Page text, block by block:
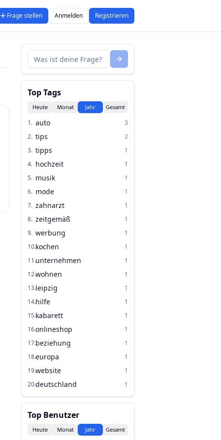
Frage stellen Anmelden Registrieren
Top Tags
Heute Monat Jahr Gesamt
1. auto
3
2. tips
2
3. tipps
1
4. hochzeit
1
5. musik
1
6. mode
1
7. zahnarzt
1
8. zeitgemäß
1
9. werbung
1
10.kochen
1
11.unternehmen
1
12.wohnen
1
13.leipzig
1
14.hilfe
1
15.kabarett
1
16.onlineshop
1
17.beziehung
1
18.europa
1
19.website
1
20.deutschland 1
Top Benutzer
Heute Monat Jahr Gesamt